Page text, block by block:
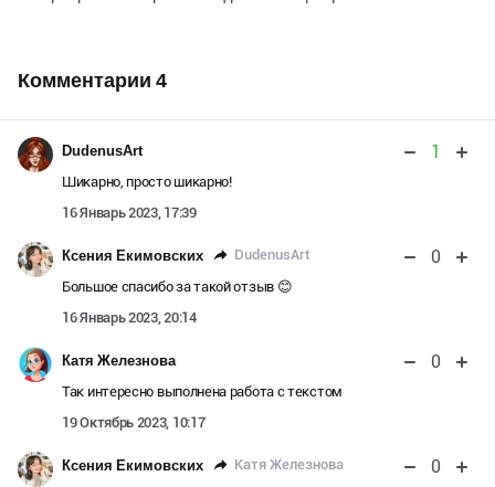
Комментарии 4
DudenusArt 1
Шикарно, просто шикарно!
16 Январь 2023, 17:39
Ксения Екимовских DudenusArt 0
Большое спасибо за такой отзыв 😊
16 Январь 2023, 20:14
Катя Железнова 0
Так интересно выполнена работа с текстом
19 Октябрь 2023, 10:17
Ксения Екимовских Катя Железнова 0